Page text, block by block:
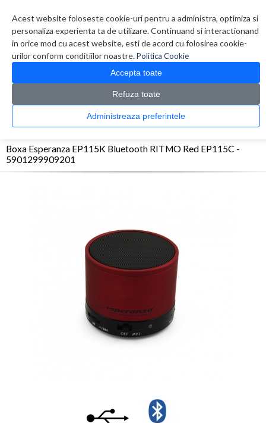
Acest website foloseste cookie-uri pentru a administra, optimiza si
personaliza experienta ta de utilizare. Continuand si interactionand
in orice mod cu acest website, esti de acord cu folosirea cookie-
urilor conform conditiilor noastre.Politica Cookie
Accepta toate
Refuza toate
Administreaza preferintele
0 produs(e)
CATALOG PRODUSE
> Boxe > Boxa Esperanza EP115K Bluetooth RITMO Red
Boxa Esperanza EP115K Bluetooth RITMO Red EP115C -
5901299909201